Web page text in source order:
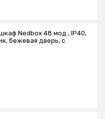
Nedbox 48 мод., IP40,
бежевая дверь, с